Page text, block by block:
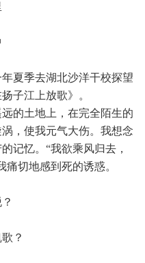
年夏季去湖北沙洋干校探望
子江上放歌》。
远的土地上，在完全陌生的
，使我元气大伤。我想念
记忆。“我欲乘风归去，
痛切地感到死的诱惑。
？